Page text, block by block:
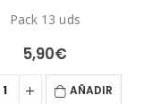
Pack 13 uds
5,90€
AÑADIR